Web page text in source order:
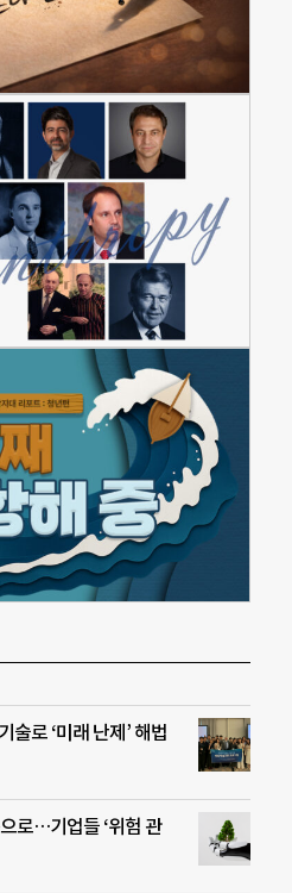
술로 ‘미래 난제’ 해법
로…기업들 ‘위험 관